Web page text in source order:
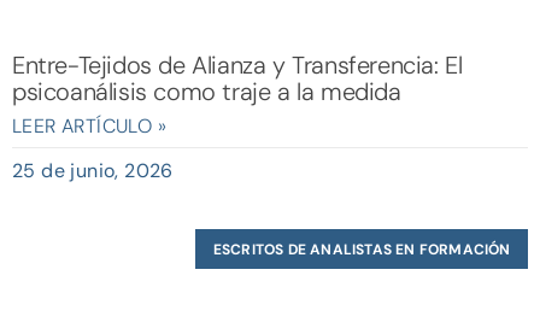
Entre-Tejidos de Alianza y Transferencia: El
psicoanálisis como traje a la medida
LEER ARTÍCULO »
25 de junio, 2026
ESCRITOS DE ANALISTAS EN FORMACIÓN